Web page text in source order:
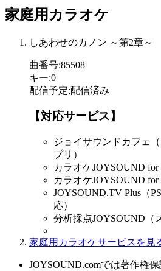
家庭用カラオケ
しあわせのカノン ～第2章～
曲番号:85508
キー:0
配信予定:配信済み
【対応サービス】
ジョイサウンドカフェ
プリ）
カラオケJOYSOUND for
カラオケJOYSOUND for
JOYSOUND.TV Plus（
応）
分析採点JOYSOUND（
家庭用カラオケサービスを見
JOYSOUND.comでは著作権